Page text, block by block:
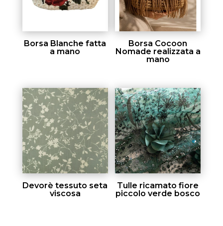
Borsa Blanche fatta
a mano
Borsa Cocoon
Nomade realizzata a
mano
Devorè tessuto seta
viscosa
Tulle ricamato fiore
piccolo verde bosco